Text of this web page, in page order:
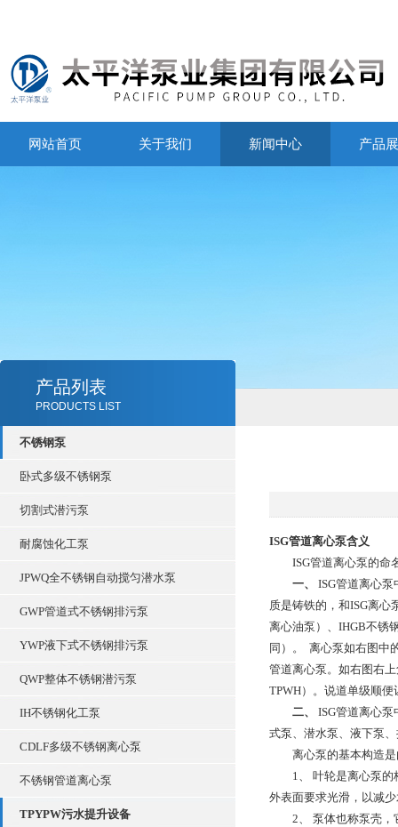
网站首页 关于我们 新闻中心 产品
产品列表
PRODUCTS LIST
不锈钢泵
卧式多级不锈钢泵
切割式潜污泵
耐腐蚀化工泵
JPWQ全不锈钢自动搅匀潜水泵
GWP管道式不锈钢排污泵
YWP液下式不锈钢排污泵
QWP整体不锈钢潜污泵
IH不锈钢化工泵
CDLF多级不锈钢离心泵
不锈钢管道离心泵
TPYPW污水提升设备
ISG管道离心泵含义
ISG管道离心泵的命名
一、
ISG管道离心
质是铸铁的，和ISG离心
离心油泵）、IHGB不锈
同）。 离心泵如右图中
管道离心泵。如右图右
TPWH）。说道单级顺
二、
ISG管道离心
式泵、潜水泵、液下泵
离心泵的基本构造是
1、 叶轮是离心泵的核
外表面要求光滑，以减
2、 泵体也称泵壳，